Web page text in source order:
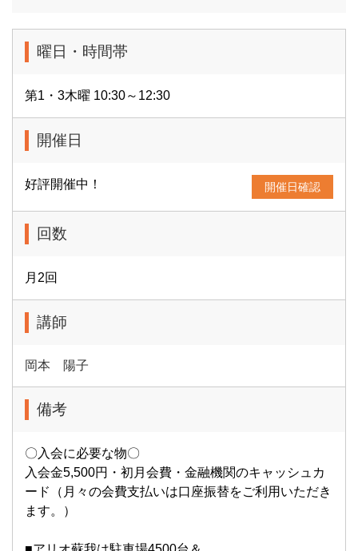
曜日・時間帯
第1・3木曜 10:30～12:30
開催日
好評開催中！ 開催日確認
回数
月2回
講師
岡本 陽子
備考
〇入会に必要な物〇
入会金5,500円・初月会費・金融機関のキャッシュカ
ード（月々の会費支払いは口座振替をご利用いただき
ます。）